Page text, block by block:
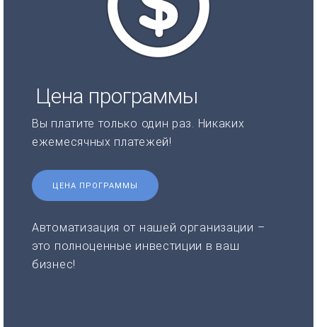
Цена программы
Вы платите только один раз. Никаких
ежемесячных платежей!
ЦЕНА ПРОГРАММЫ
Автоматизация от нашей организации –
это полноценные инвестиции в ваш
бизнес!